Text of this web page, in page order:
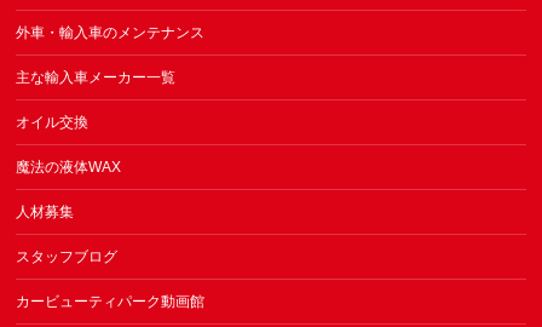
外車・輸入車のメンテナンス
主な輸入車メーカー一覧
オイル交換
魔法の液体WAX
人材募集
スタッフブログ
カービューティパーク動画館